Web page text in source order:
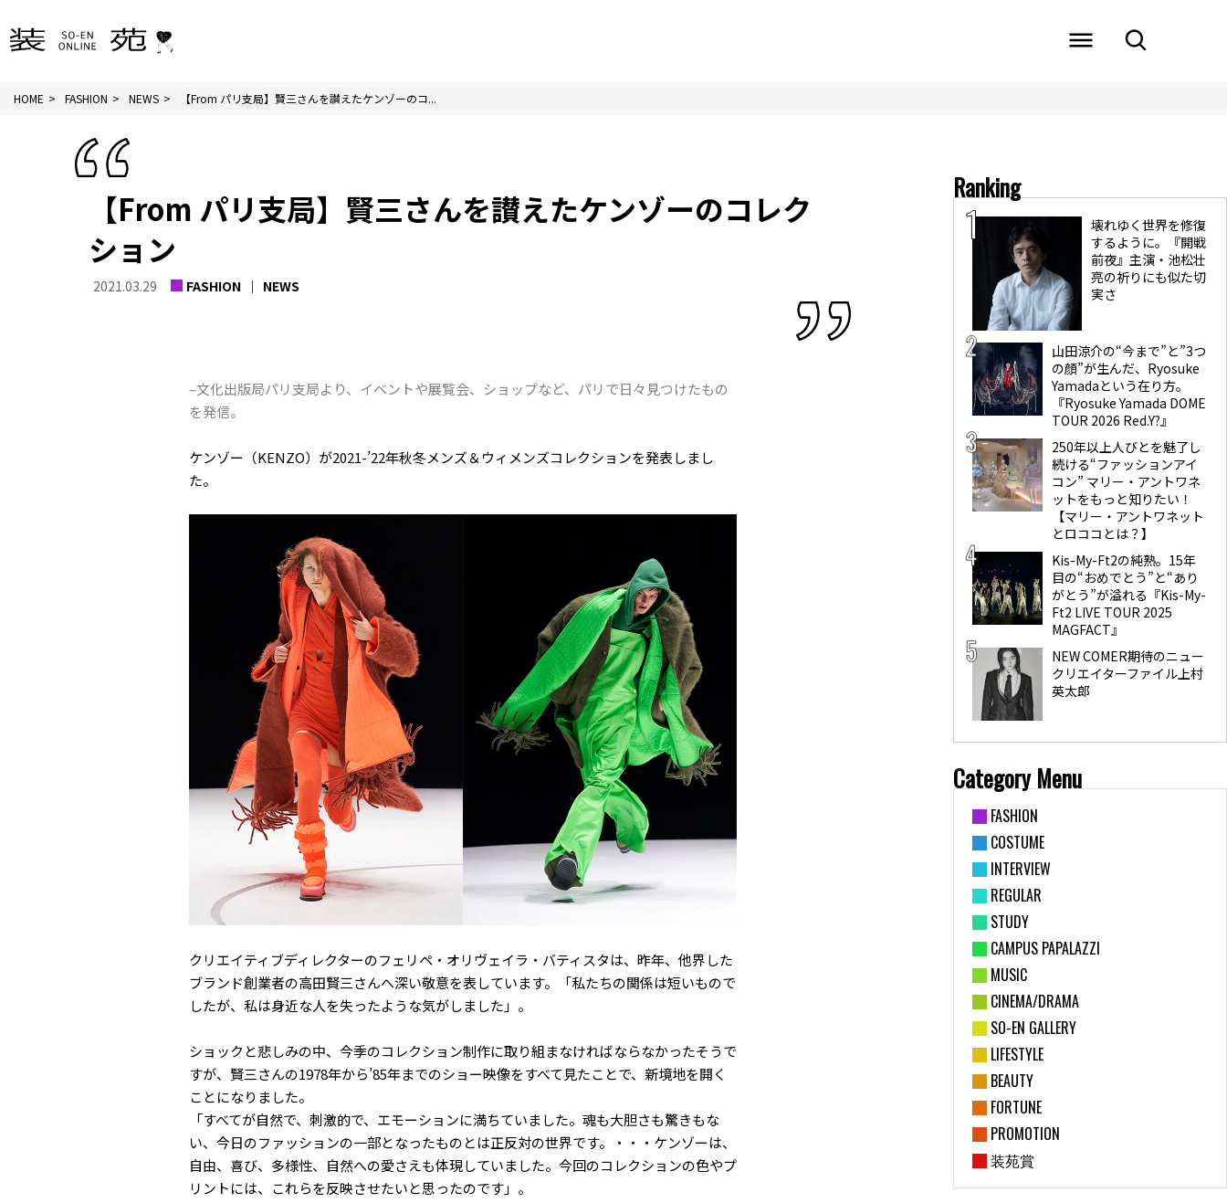
HOME FASHION NEWS 【From パリ支局】賢三さんを讃えたケンゾーのコ...
【From パリ支局】賢三さんを讃えたケンゾーのコレク
ション
2021.03.29 FASHION NEWS
–文化出版局パリ支局より、イベントや展覧会、ショップなど、パリで日々見つけたもの
を発信。
ケンゾー（KENZO）が2021-’22年秋冬メンズ＆ウィメンズコレクションを発表しまし
た。
クリエイティブディレクターのフェリペ・オリヴェイラ・バティスタは、昨年、他界した
ブランド創業者の高田賢三さんへ深い敬意を表しています。「私たちの関係は短いもので
したが、私は身近な人を失ったような気がしました」。
ショックと悲しみの中、今季のコレクション制作に取り組まなければならなかったそうで
すが、賢三さんの1978年から’85年までのショー映像をすべて見たことで、新境地を開く
ことになりました。
「すべてが自然で、刺激的で、エモーションに満ちていました。魂も大胆さも驚きもな
い、今日のファッションの一部となったものとは正反対の世界です。・・・ケンゾーは、
自由、喜び、多様性、自然への愛さえも体現していました。今回のコレクションの色やプ
リントには、これらを反映させたいと思ったのです」。
Ranking
壊れゆく世界を修復
するように。『開戦
前夜』主演・池松壮
亮の祈りにも似た切
実さ
山田涼介の“今まで”と”3つ
の顔”が生んだ、Ryosuke
Yamadaという在り方。
『Ryosuke Yamada DOME
TOUR 2026 Red.Y?』
250年以上人びとを魅了し
続ける“ファッションアイ
コン” マリー・アントワネ
ットをもっと知りたい！
【マリー・アントワネット
とロココとは？】
Kis-My-Ft2の純熟。15年
目の“おめでとう”と“あり
がとう”が溢れる『Kis-My-
Ft2 LIVE TOUR 2025
MAGFACT』
NEW COMER期待のニュー
クリエイターファイル上村
英太郎
Category Menu
FASHION
COSTUME
INTERVIEW
REGULAR
STUDY
CAMPUS PAPALAZZI
MUSIC
CINEMA/DRAMA
SO-EN GALLERY
LIFESTYLE
BEAUTY
FORTUNE
PROMOTION
装苑賞